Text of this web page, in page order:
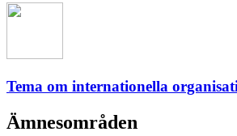
Tema om internationella
Ämnesområden